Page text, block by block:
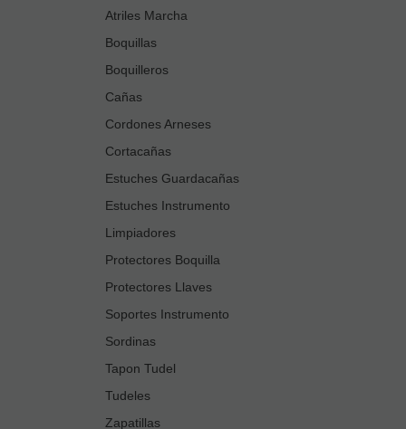
Atriles Marcha
Boquillas
Boquilleros
Cañas
Cordones Arneses
Cortacañas
Estuches Guardacañas
Estuches Instrumento
Limpiadores
Protectores Boquilla
Protectores Llaves
Soportes Instrumento
Sordinas
Tapon Tudel
Tudeles
Zapatillas